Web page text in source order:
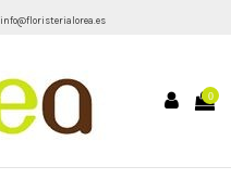
info@floristerialorea.es
0